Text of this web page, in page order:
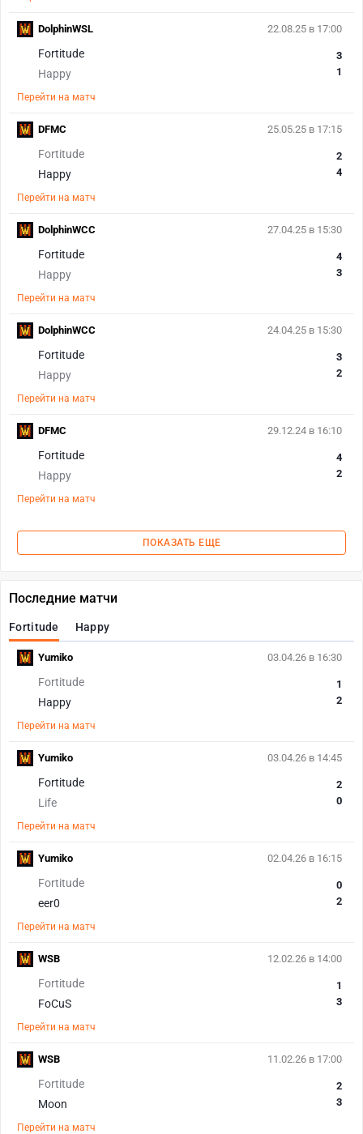
22.08.25 в 17:00
Fortitude
Happy
3
1
Перейти на матч
DolphinWSL
25.05.25 в 17:15
Fortitude
Happy
2
4
Перейти на матч
DFMC
27.04.25 в 15:30
Fortitude
Happy
4
3
Перейти на матч
DolphinWCC
24.04.25 в 15:30
Fortitude
Happy
3
2
Перейти на матч
DolphinWCC
29.12.24 в 16:10
Fortitude
Happy
4
2
Перейти на матч
DFMC
ПОКАЗАТЬ ЕЩЕ
Последние матчи
Fortitude Happy
03.04.26 в 16:30
Fortitude
Happy
1
2
Перейти на матч
Yumiko
03.04.26 в 14:45
Fortitude
Life
2
0
Перейти на матч
Yumiko
02.04.26 в 16:15
Fortitude
eer0
0
2
Перейти на матч
Yumiko
12.02.26 в 14:00
Fortitude
FoCuS
1
3
Перейти на матч
WSB
11.02.26 в 17:00
Fortitude
Moon
2
3
Перейти на матч
WSB